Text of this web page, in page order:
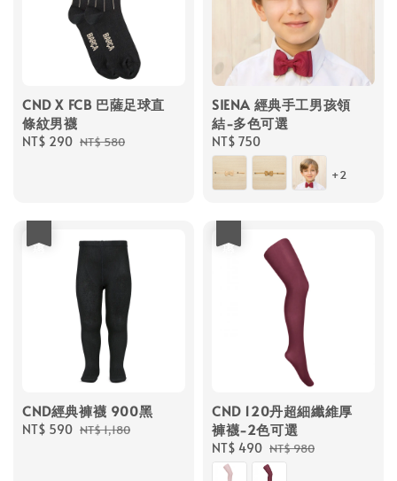
CND X FCB 巴薩足球直
條紋男襪
Sale
NT$ 290 Regular
NT$ 580
SIENA 經典手工男孩領
結-多色可選
Regular
price
NT$ 750
+2
CND經典褲襪 900黑
Sale
NT$ 590 Regular
NT$ 1,180
CND 120丹超細纖維厚
褲襪-2色可選
Sale
price
NT$ 490 Regular
price
NT$ 980